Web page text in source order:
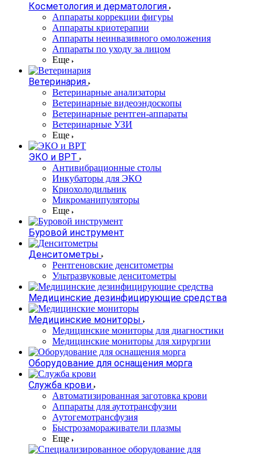
Косметология и дерматология
Аппараты коррекции фигуры
Аппараты криотерапии
Аппараты неинвазивного омоложения
Аппараты по уходу за лицом
Еще
Ветеринария
Ветеринарные анализаторы
Ветеринарные видеоэндоскопы
Ветеринарные рентген-аппараты
Ветеринарные УЗИ
Еще
ЭКО и ВРТ
Антивибрационные столы
Инкубаторы для ЭКО
Криохолодильник
Микроманипуляторы
Еще
Буровой инструмент
Денситометры
Рентгеновские денситометры
Ультразвуковые денситометры
Медицинские дезинфицирующие средства
Медицинские мониторы
Медицинские мониторы для диагностики
Медицинские мониторы для хирургии
Оборудование для оснащения морга
Служба крови
Автоматизированная заготовка крови
Аппараты для аутотрансфузии
Аутогемотрансфузия
Быстрозамораживатели плазмы
Еще